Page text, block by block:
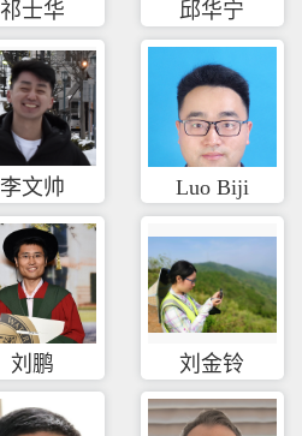
祁士华 邱华宁
李文帅 Luo Biji
刘鹏 刘金铃